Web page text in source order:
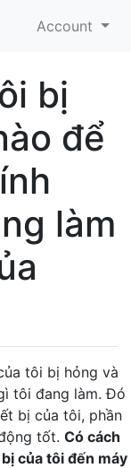
Account
bị
để
làm
tôi bị hỏng và
tôi đang làm. Đó
bị của tôi, phần
tốt. Có cách
của tôi đến máy